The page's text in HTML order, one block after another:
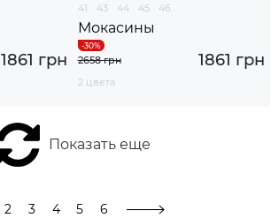
1861 грн
41 43 44 45 46
Мокасины
1861 грн
2658 грн
2 цвета
Показать еще
2 3 4 5 6